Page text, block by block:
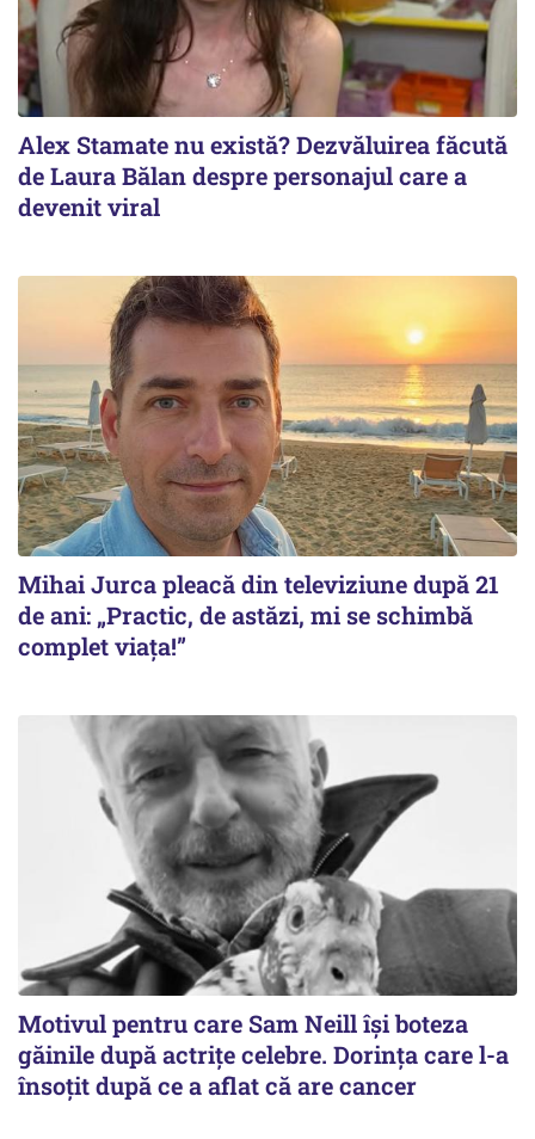
Alex Stamate nu există? Dezvăluirea făcută
de Laura Bălan despre personajul care a
devenit viral
Mihai Jurca pleacă din televiziune după 21
de ani: „Practic, de astăzi, mi se schimbă
complet viața!”
Motivul pentru care Sam Neill își boteza
găinile după actrițe celebre. Dorința care l-a
însoțit după ce a aflat că are cancer